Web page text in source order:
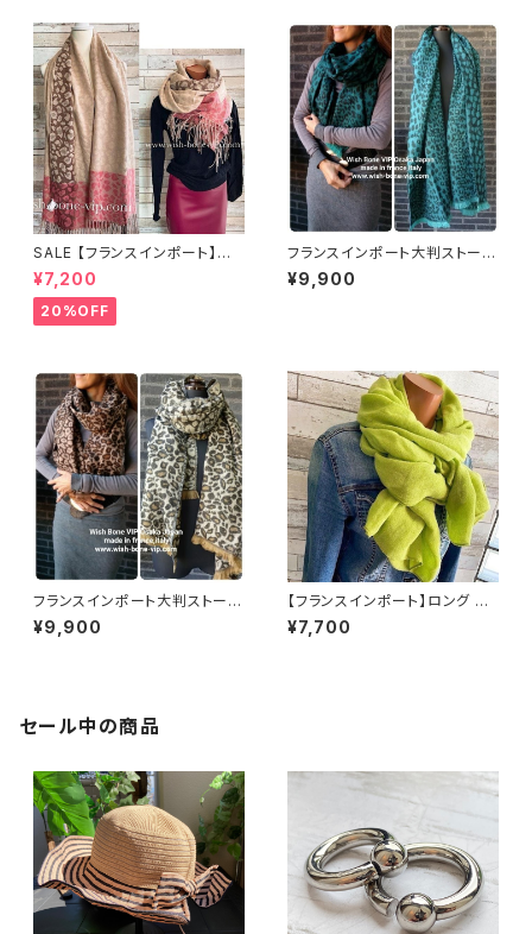
SALE 【フランスインポート】大
判ストール・ロング・厚手ショー
ル｜ 暖かい冬物 ストール・ショ
ール・肩掛け・ひざ掛け/淡ピン
ク&ベージュレオパード
¥7,200
20%OFF
フランスインポート大判ストー
ル・厚手・冬物ショール・厚地ロ
ングマフラー 暖かい冬物 ストー
¥9,900
フランスインポート大判ストー
ル・厚手・冬物ショール・厚地ロ
ングマフラー 暖かい冬物 ストー
¥9,900
【フランスインポート】ロング 暖
かい冬物 ストール・大判 フワフ
ワ暖かい アクリルスカーフ/グリ
¥7,700
セール中の商品